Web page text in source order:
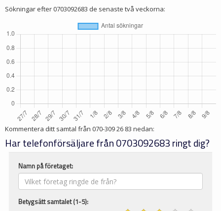
Sökningar efter 0703092683 de senaste två veckorna:
Kommentera ditt samtal från 070-309 26 83 nedan:
Har telefonförsäljare från 0703092683 ringt dig?
Namn på företaget:
Betygsätt samtalet (1-5):